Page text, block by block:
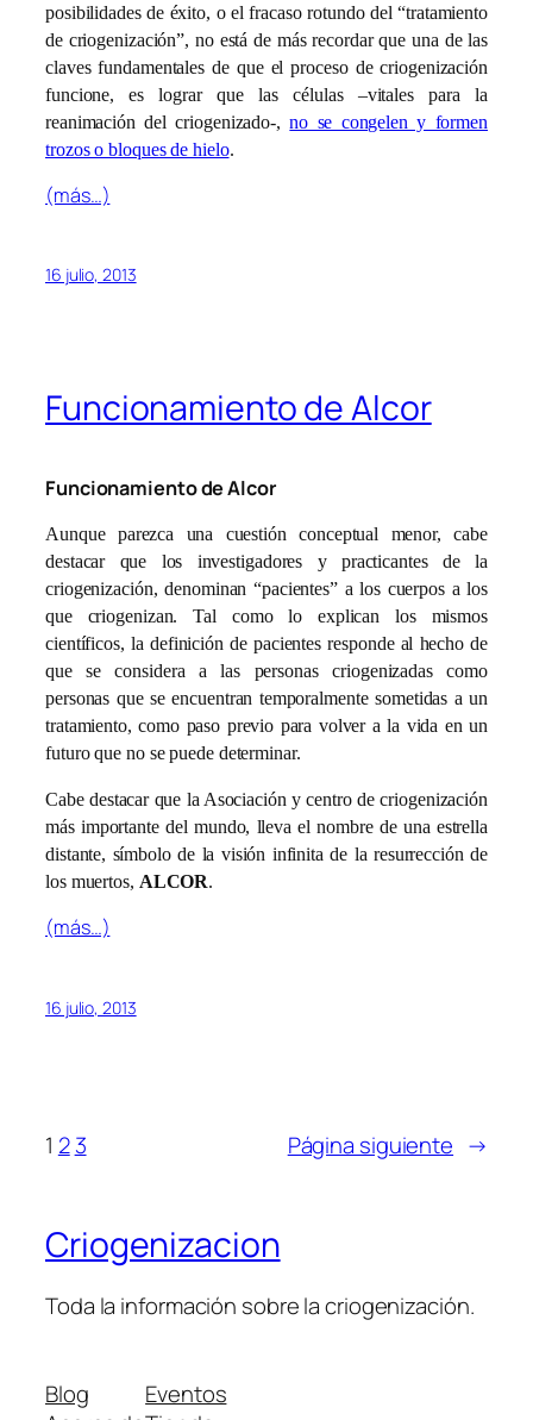
posibilidades de éxito, o el fracaso rotundo del “tratamiento
de criogenización”, no está de más recordar que una de las
claves fundamentales de que el proceso de criogenización
funcione, es lograr que las células –vitales para la
reanimación del criogenizado-,no se congelen y formen
trozos o bloques de hielo.
(más…)
16 julio, 2013
Funcionamiento de Alcor
Funcionamiento de Alcor
Aunque parezca una cuestión conceptual menor, cabe
destacar que los investigadores y practicantes de la
criogenización, denominan “pacientes” a los cuerpos a los
que criogenizan. Tal como lo explican los mismos
científicos, la definición de pacientes responde al hecho de
que se considera a las personas criogenizadas como
personas que se encuentran temporalmente sometidas a un
tratamiento, como paso previo para volver a la vida en un
futuro que no se puede determinar.
Cabe destacar que la Asociación y centro de criogenización
más importante del mundo, lleva el nombre de una estrella
distante, símbolo de la visión infinita de la resurrección de
los muertos, ALCOR.
(más…)
16 julio, 2013
1 2 3 Página siguiente →
Criogenizacion
Toda la información sobre la criogenización.
Blog
Eventos